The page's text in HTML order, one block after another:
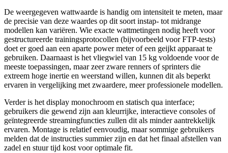
De weergegeven wattwaarde is handig om intensiteit te meten, maar
de precisie van deze waardes op dit soort instap- tot midrange
modellen kan variëren. Wie exacte wattmetingen nodig heeft voor
gestructureerde trainingsprotocollen (bijvoorbeeld voor FTP-tests)
doet er goed aan een aparte power meter of een geijkt apparaat te
gebruiken. Daarnaast is het vliegwiel van 15 kg voldoende voor de
meeste toepassingen, maar zeer zware renners of sprinters die
extreem hoge inertie en weerstand willen, kunnen dit als beperkt
ervaren in vergelijking met zwaardere, meer professionele modellen.
Verder is het display monochroom en statisch qua interface;
gebruikers die gewend zijn aan kleurrijke, interactieve consoles of
geïntegreerde streamingfuncties zullen dit als minder aantrekkelijk
ervaren. Montage is relatief eenvoudig, maar sommige gebruikers
melden dat de instructies summier zijn en dat het finaal afstellen van
zadel en stuur tijd kost voor optimale fit.